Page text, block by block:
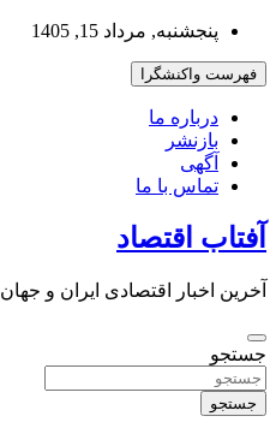
بروید
پنجشنبه, مرداد 15, 1405
فهرست واکنشگرا
درباره ما
بازنشر
آگهی
تماس با ما
آفتاب اقتصاد
آخرین اخبار اقتصادی ایران و جهان
جستجو
جستجو